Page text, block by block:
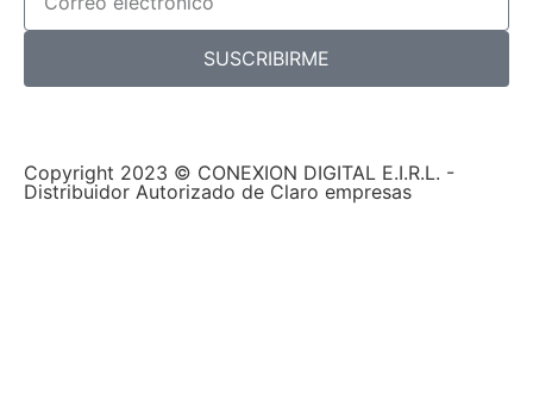
SUSCRIBIRME
Copyright 2023 © CONEXION DIGITAL E.I.R.L. -
Distribuidor Autorizado de Claro empresas